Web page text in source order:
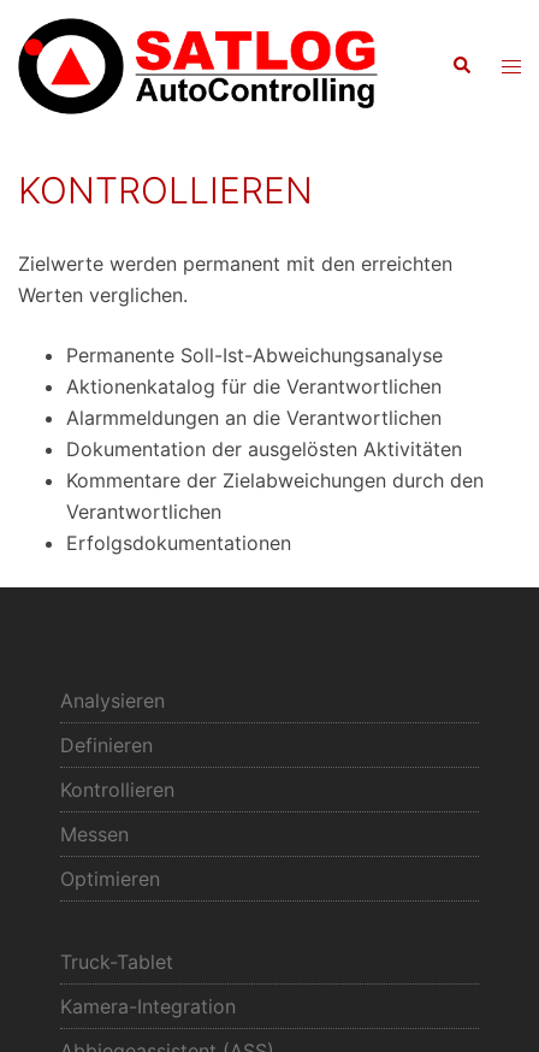
Inhalt
springen
Suche
KONTROLLIEREN
Zielwerte werden permanent mit den erreichten
Werten verglichen.
Permanente Soll-Ist-Abweichungsanalyse
Aktionenkatalog für die Verantwortlichen
Alarmmeldungen an die Verantwortlichen
Dokumentation der ausgelösten Aktivitäten
Kommentare der Zielabweichungen durch den
Verantwortlichen
Erfolgsdokumentationen
Analysieren
Definieren
Kontrollieren
Messen
Optimieren
Truck-Tablet
Kamera-Integration